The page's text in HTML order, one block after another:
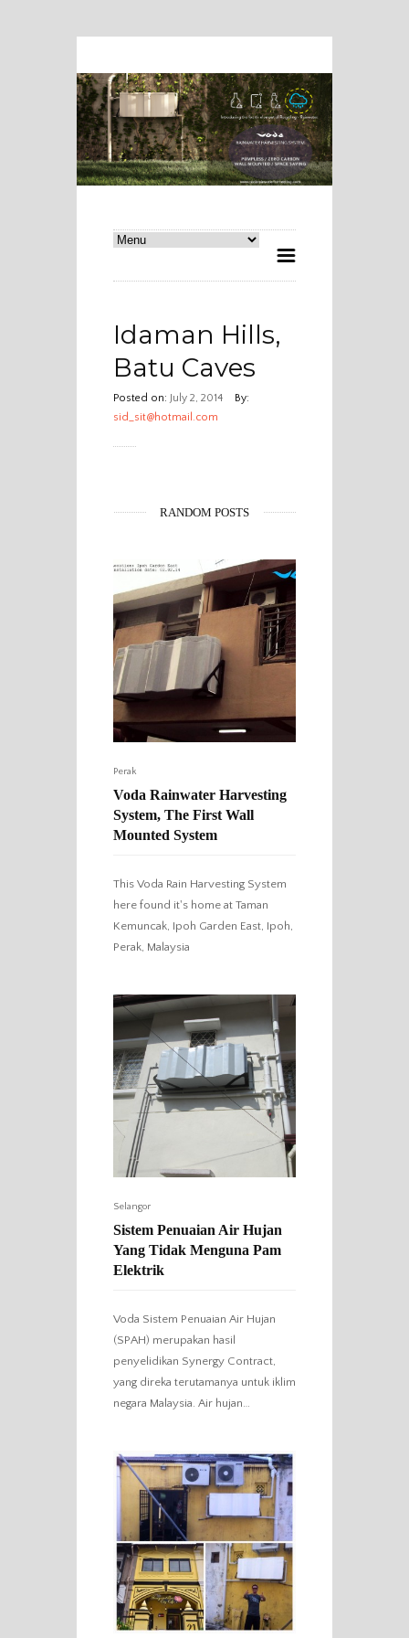
Idaman Hills,
Batu Caves
Posted on: July 2, 2014
By:
sid_sit@hotmail.com
RANDOM POSTS
Perak
Voda Rainwater Harvesting
System, The First Wall
Mounted System
This Voda Rain Harvesting System
here found it's home at Taman
Kemuncak, Ipoh Garden East, Ipoh,
Perak, Malaysia
Selangor
Sistem Penuaian Air Hujan
Yang Tidak Menguna Pam
Elektrik
Voda Sistem Penuaian Air Hujan
(SPAH) merupakan hasil
penyelidikan Synergy Contract,
yang direka terutamanya untuk iklim
negara Malaysia. Air hujan…